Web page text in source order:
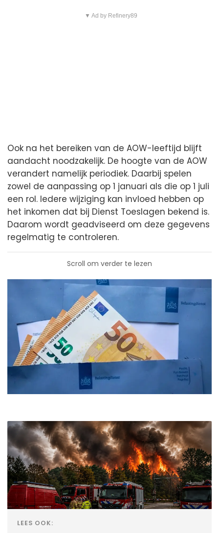
▼ Ad by Refinery89
Ook na het bereiken van de AOW-leeftijd blijft
aandacht noodzakelijk. De hoogte van de AOW
verandert namelijk periodiek. Daarbij spelen
zowel de aanpassing op 1 januari als die op 1 juli
een rol. Iedere wijziging kan invloed hebben op
het inkomen dat bij Dienst Toeslagen bekend is.
Daarom wordt geadviseerd om deze gegevens
regelmatig te controleren.
Scroll om verder te lezen
LEES OOK: